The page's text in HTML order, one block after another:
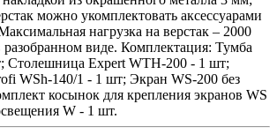
можно укомплектовать аксессуарами
нагрузка на верстак – 2000
разобранном виде. Комплектация: Тумба
Столешница Expert WTH-200 - 1 шт;
WSh-140/1 - 1 шт; Экран WS-200 без
косынок для крепления экранов WS
W - 1 шт.